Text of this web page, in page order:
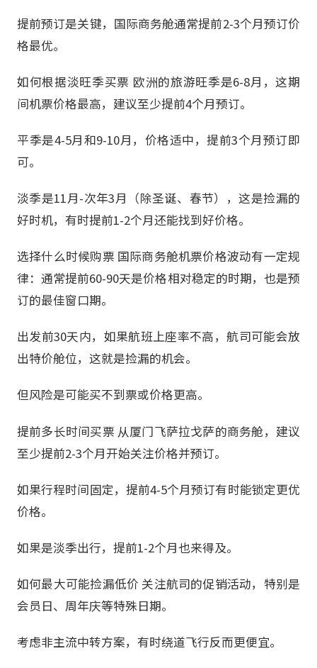
提前预订是关键，国际商务舱通常提前2-3个月预订价
格最优。
如何根据淡旺季买票 欧洲的旅游旺季是6-8月，这期
间机票价格最高，建议至少提前4个月预订。
平季是4-5月和9-10月，价格适中，提前3个月预订即
可。
淡季是11月-次年3月（除圣诞、春节），这是捡漏的
好时机，有时提前1-2个月还能找到好价格。
选择什么时候购票 国际商务舱机票价格波动有一定规
律：通常提前60-90天是价格相对稳定的时期，也是预
订的最佳窗口期。
出发前30天内，如果航班上座率不高，航司可能会放
出特价舱位，这就是捡漏的机会。
但风险是可能买不到票或价格更高。
提前多长时间买票 从厦门飞萨拉戈萨的商务舱，建议
至少提前2-3个月开始关注价格并预订。
如果行程时间固定，提前4-5个月预订有时能锁定更优
价格。
如果是淡季出行，提前1-2个月也来得及。
如何最大可能捡漏低价 关注航司的促销活动，特别是
会员日、周年庆等特殊日期。
考虑非主流中转方案，有时绕道飞行反而更便宜。